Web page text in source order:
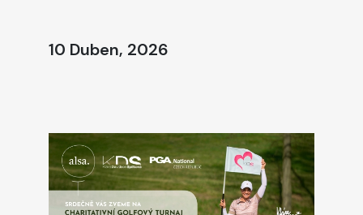
10 Duben, 2026